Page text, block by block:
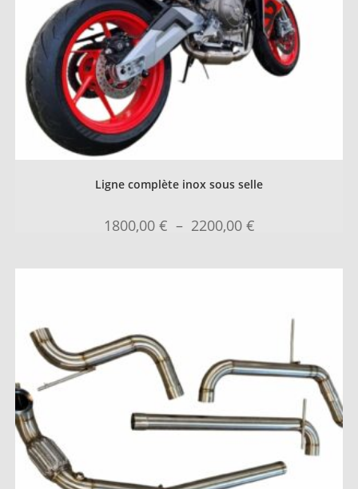
Ligne complète inox sous selle
1800,00 € – 2200,00 €